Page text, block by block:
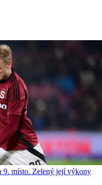
9. místo. Zelený její výkony